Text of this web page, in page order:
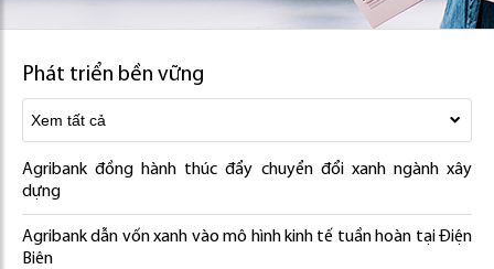
Phát triển bền vững
Agribank đồng hành thúc đẩy chuyển đổi xanh ngành xây
dựng
Agribank dẫn vốn xanh vào mô hình kinh tế tuần hoàn tại Điện
Biên